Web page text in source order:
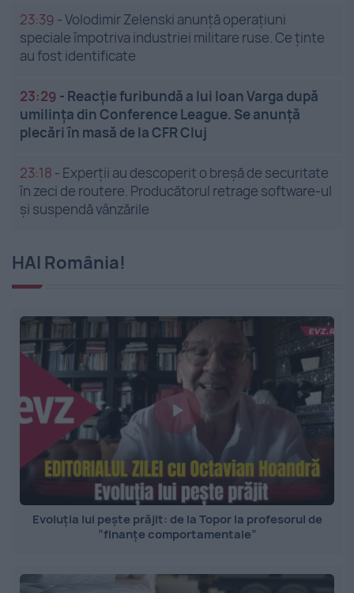
23:39 -Volodimir Zelenski anunță operațiuni
speciale împotriva industriei militare ruse. Ce ținte
au fost identificate
23:29 - Reacție furibundă a lui Ioan Varga după
umilința din Conference League. Se anunță
plecări în masă de la CFR Cluj
23:18 - Experții au descoperit o breșă de securitate
în zeci de routere. Producătorul retrage software-ul
și suspendă vânzările
HAI România!
Evoluția lui pește prăjit: de la Topor la profesorul de
”finanțe comportamentale”